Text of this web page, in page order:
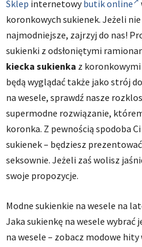
Sklep internetowybutik online
koronkowych sukienek. Jeżeli
najmodniejsze, zajrzyj do nas!
sukienki z odsłoniętymi
kiecka sukienka z
będą wyglądać także jako strój
na wesele, sprawdź nasze
supermodne rozwiązanie,
koronka. Z pewnością spodoba
sukienek – będziesz
seksownie. Jeżeli zaś wolisz
swoje propozycje.
Modne sukienkie na wesele na
Jaka sukienkę na wesele wybrać
na wesele – zobacz modowe